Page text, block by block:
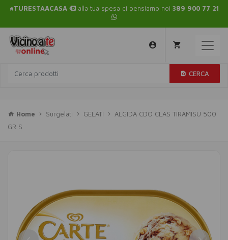
#TURESTAACASA alla tua spesa ci pensiamo noi 389 900 77 21
CERCA
Home Surgelati GELATI
ALGIDA CDO CLAS TIRAMISU 500
GR S